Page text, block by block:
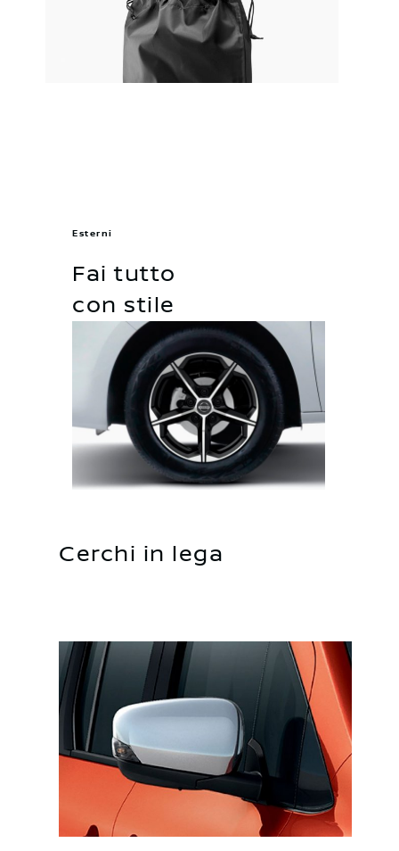
Fai tutto
con stile
Esterni
Cerchi in lega